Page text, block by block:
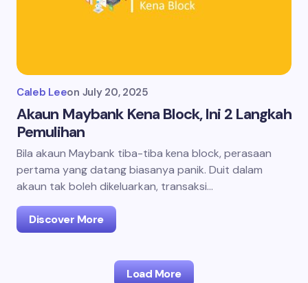
Caleb Leeon July 20, 2025
Akaun Maybank Kena Block, Ini 2 Langkah
Pemulihan
Bila akaun Maybank tiba-tiba kena block, perasaan
pertama yang datang biasanya panik. Duit dalam
akaun tak boleh dikeluarkan, transaksi…
Discover More
Load More